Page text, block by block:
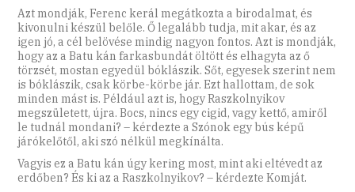
Azt mondják, Ferenc kerál megátkozta a birodalmat, és
kivonulni készül belőle. Ő legalább tudja, mit akar, és az
igen jó, a cél belövése mindig nagyon fontos. Azt is mondják,
hogy az a Batu kán farkasbundát öltött és elhagyta az ő
törzsét, mostan egyedül bóklászik. Sőt, egyesek szerint nem
is bóklászik, csak körbe-körbe jár. Ezt hallottam, de sok
minden mást is. Például azt is, hogy Raszkolnyikov
megszületett, újra. Bocs, nincs egy cigid, vagy kettő, amiről
le tudnál mondani? – kérdezte a Szónok egy bús képű
járókelőtől, aki szó nélkül megkínálta.
Vagyis ez a Batu kán úgy kering most, mint aki eltévedt az
erdőben? És ki az a Raszkolnyikov? – kérdezte Komját.